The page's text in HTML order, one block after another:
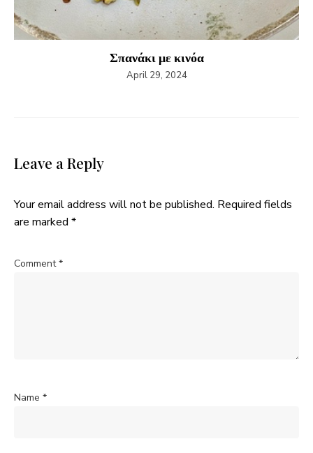
Σπανάκι με κινόα
April 29, 2024
Leave a Reply
Your email address will not be published. Required fields
are marked *
Comment*
Name *